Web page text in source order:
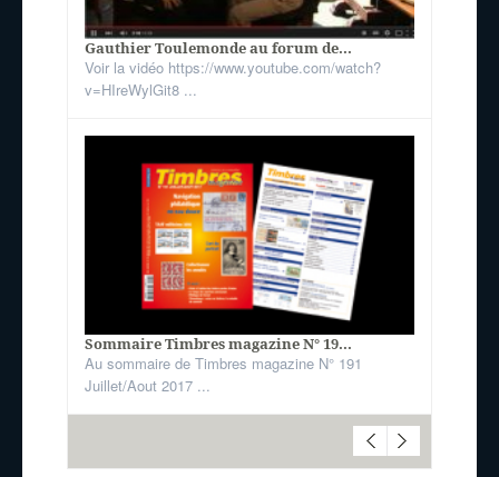
Gauthier Toulemonde au forum de...
Voir la vidéo https://www.youtube.com/watch?
v=HIreWylGit8 ...
Sommaire Timbres magazine N° 19...
Au sommaire de Timbres magazine N° 191
Juillet/Aout 2017 ...